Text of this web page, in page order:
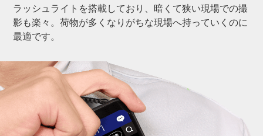
ラッシュライトを搭載しており、暗くて狭い現場での撮
影も楽々。荷物が多くなりがちな現場へ持っていくのに
最適です。